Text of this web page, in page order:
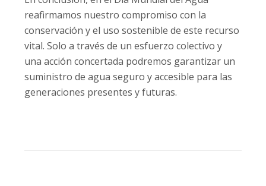
reafirmamos nuestro compromiso con la
conservación y el uso sostenible de este recurso
vital. Solo a través de un esfuerzo colectivo y
una acción concertada podremos garantizar un
suministro de agua seguro y accesible para las
generaciones presentes y futuras.